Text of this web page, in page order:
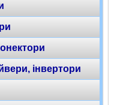
інвертори